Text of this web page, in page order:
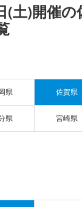
(土)開催の
県 佐賀県
県 宮崎県